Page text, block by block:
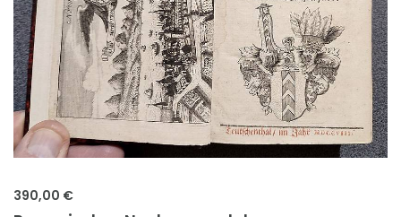
390,00 €